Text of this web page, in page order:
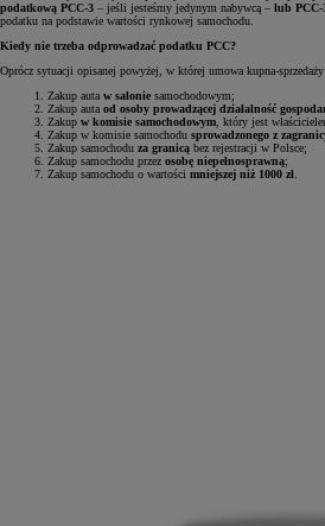
podatkową PCC-3 – jeśli jesteśmy jedynym nabywcą – lub PCC-
podatku na podstawie wartości rynkowej samochodu.
Kiedy nie trzeba odprowadzać podatku PCC?
Oprócz sytuacji opisanej powyżej, w której umowa kupna-
Zakup auta w salonie samochodowym;
Zakup auta od osoby prowadzącej działalność
Zakup w komisie samochodowym, który jest
Zakup w komisie samochodu sprowadzonego z
Zakup samochodu za granicą bez rejestracji w Polsce;
Zakup samochodu przez osobę niepełnosprawną;
Zakup samochodu o wartości mniejszej niż 1000 zł.